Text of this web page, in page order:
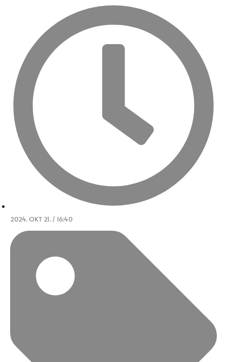
2024. OKT 21. / 16:40